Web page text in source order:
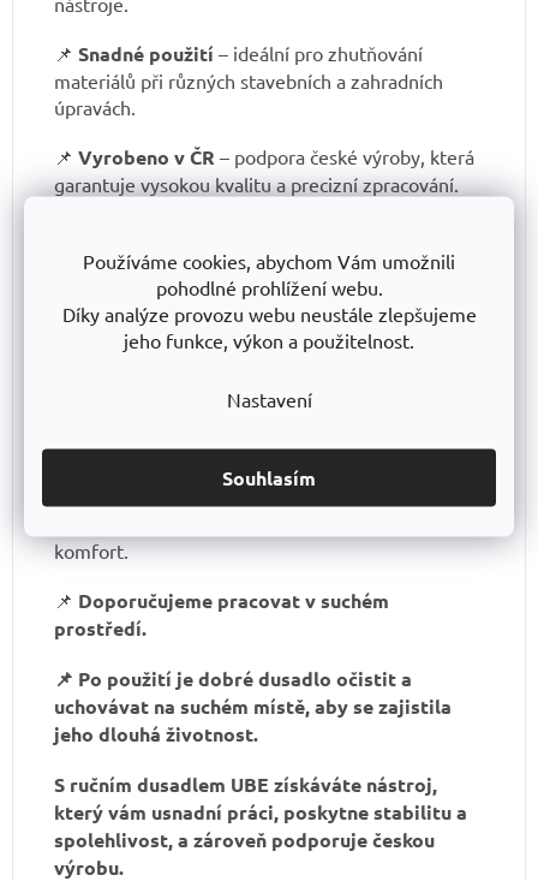
Používáme cookies, abychom Vám umožnili
pohodlné prohlížení webu.
Díky analýze provozu webu neustále zlepšujeme
jeho funkce, výkon a použitelnost.
Nastavení
Souhlasím
📌 Snadné použití – ideální pro zhutňování
materiálů při různých stavebních a zahradních
úpravách.
📌 Vyrobeno v ČR – podpora české výroby, která
garantuje vysokou kvalitu a precizní zpracování.
kvality tohoto nástroje.
Důležité tipy pro bezpečné a efektivní
používání:
komfort.
📌 Doporučujeme pracovat v suchém
prostředí.
📌 Po použití je dobré dusadlo očistit a
uchovávat na suchém místě, aby se zajistila
jeho dlouhá životnost.
S ručním dusadlem UBE získáváte nástroj,
který vám usnadní práci, poskytne stabilitu a
spolehlivost, a zároveň podporuje českou
výrobu.